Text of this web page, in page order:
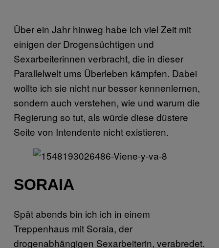
Über ein Jahr hinweg habe ich viel Zeit mit
einigen der Drogensüchtigen und
Sexarbeiterinnen verbracht, die in dieser
Parallelwelt ums Überleben kämpfen. Dabei
wollte ich sie nicht nur besser kennenlernen,
sondern auch verstehen, wie und warum die
Regierung so tut, als würde diese düstere
Seite von Intendente nicht existieren.
SORAIA
Spät abends bin ich ich in einem
Treppenhaus mit Soraia, der
drogenabhängigen Sexarbeiterin, verabredet.